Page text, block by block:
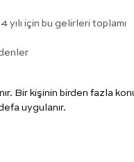
için bu gelirleri toplamı
Bir kişinin birden fazla
uygulanır.